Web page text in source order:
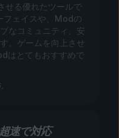
せる優れたツールで
フェイスや、Modの
なコミュニティ、安
。ゲームを向上させ
はとてもおすすめで
速で対応